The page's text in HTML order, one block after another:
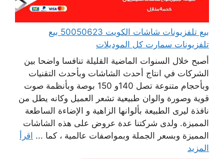
بيع تلفزيونات شاشات الكويت 50050623 بيع
تلفزيونات سمارت كل الموديلات
أصبح خلال السنوات الماضية القليلة تنافسا واضحا بين
الشركات في انتاج أحدث الشاشات وبأحدث التقنيات
وبأحجام متنوعة تصل 140و 150 بوصة وبأنظمة صوت
قوية وصورة والوان طبيعية تشعر العميل وكانه يطل من
نافذة ليرى الطبيعة بألوانها الزاهية و الإضاءة الساطعة
المميزة. ولدى شركتنا عدة عروض على هذه الشاشات
المميزة وبسعر الجملة وبمواصفات عالمية ، كما ... اقرأ
المزيد